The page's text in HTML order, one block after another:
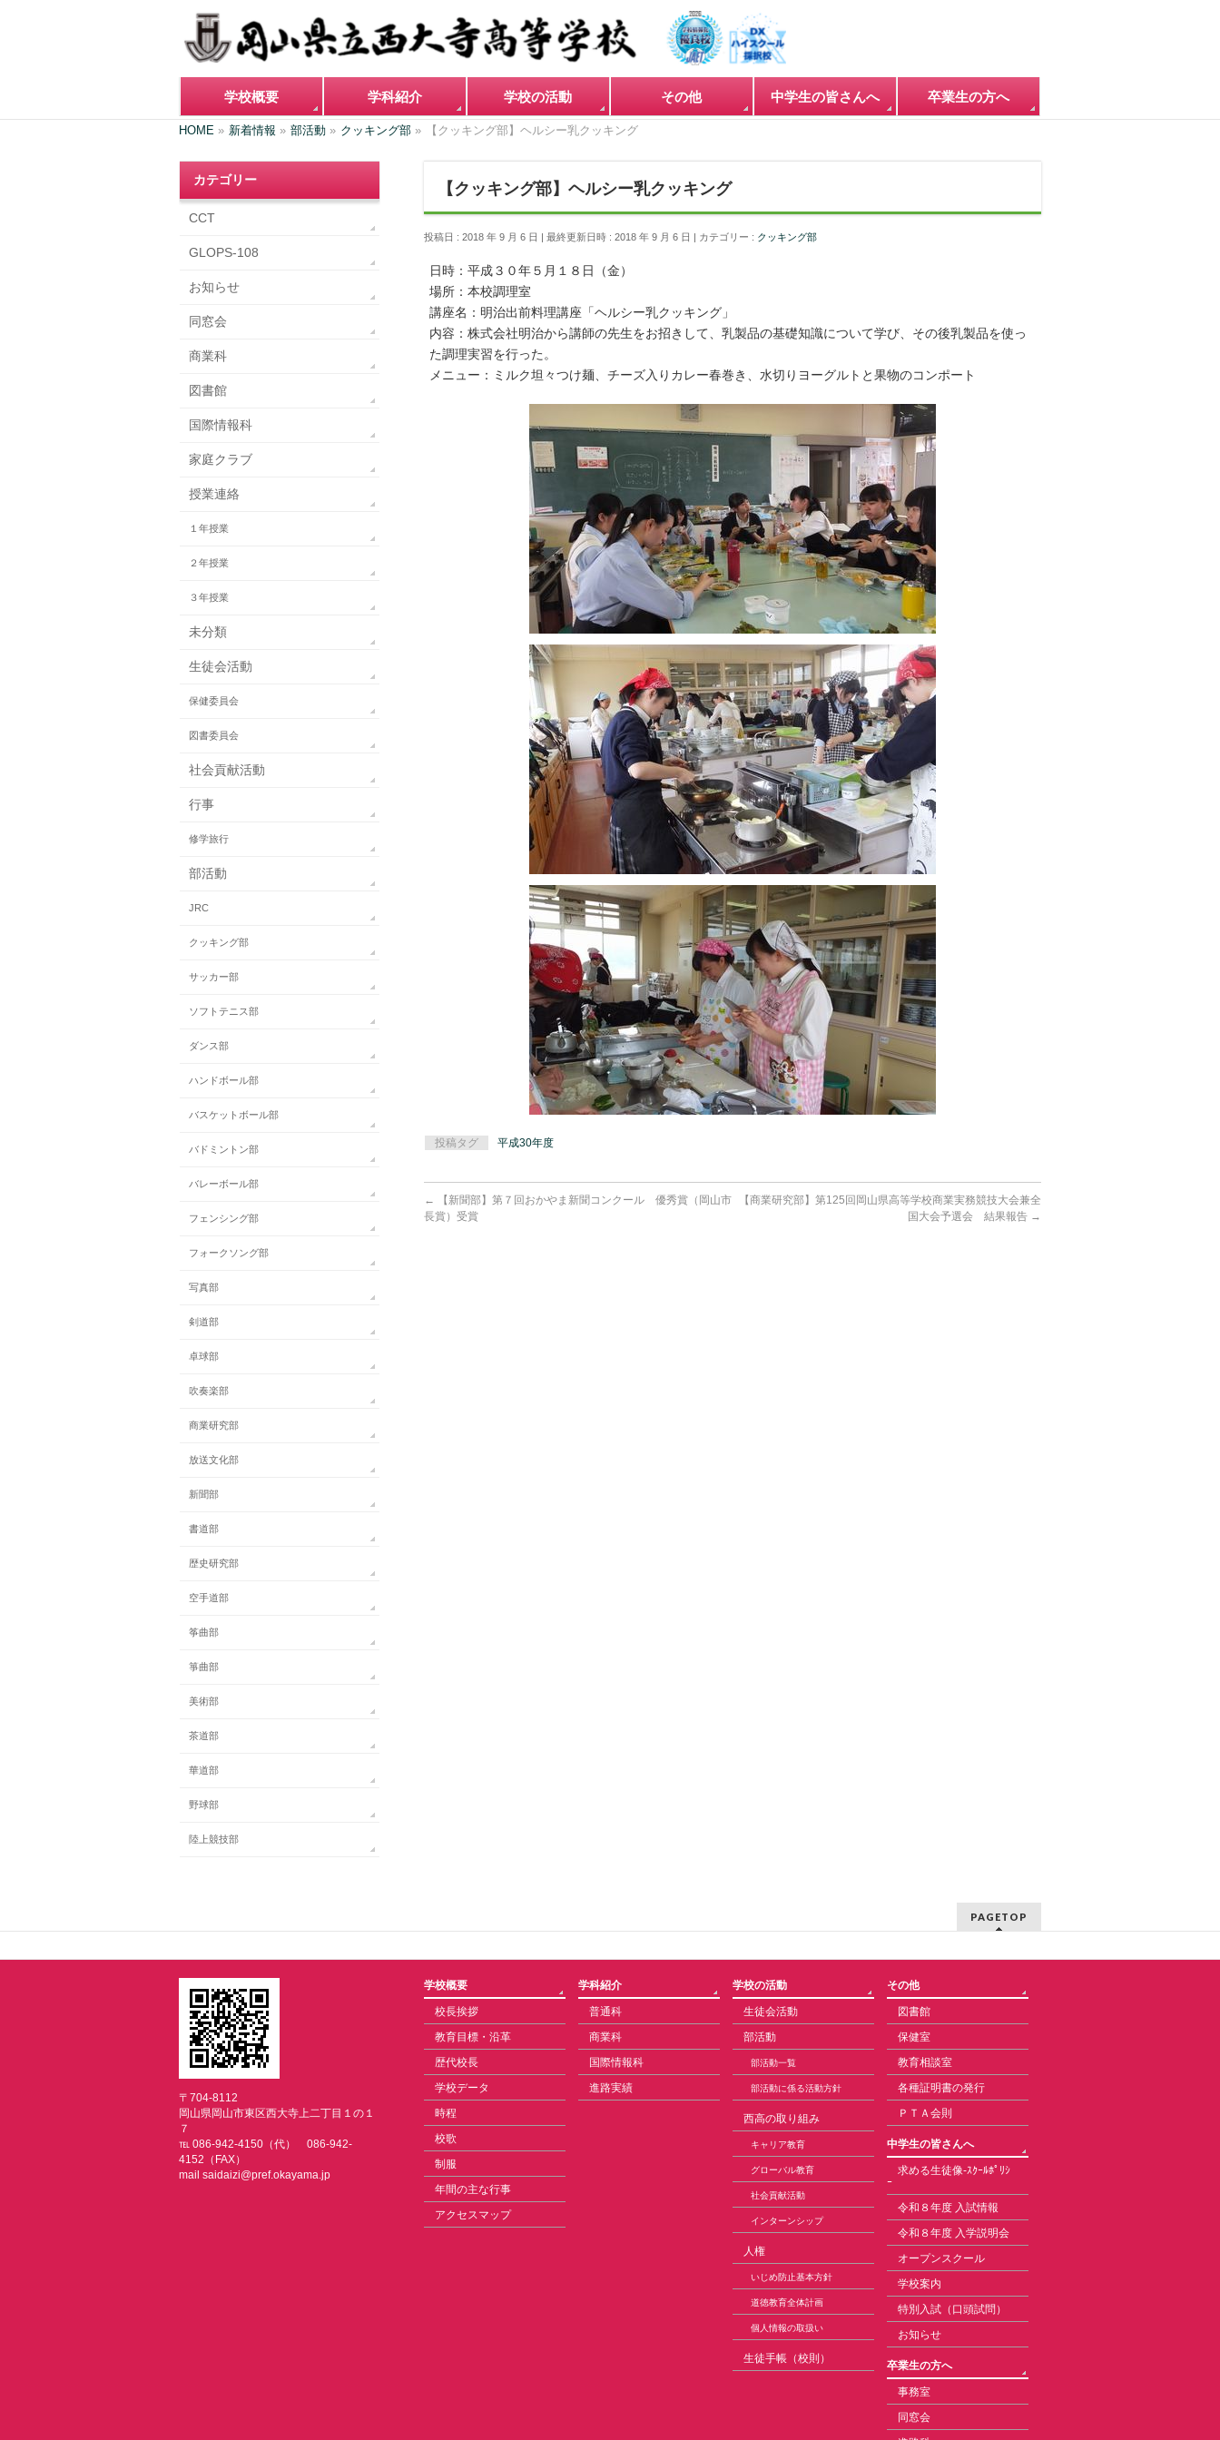
学校概要 学科紹介 学校の活動 その他 中学生の皆さんへ 卒業生の方へ
HOME » 新着情報 » 部活動 » クッキング部 » 【クッキング部】ヘルシー乳クッキング
【クッキング部】ヘルシー乳クッキング
投稿日 : 2018 年 9 月 6 日 最終更新日時 : 2018 年 9 月 6 日 カテゴリー : クッキング部
日時：平成３０年５月１８日（金）
場所：本校調理室
講座名：明治出前料理講座「ヘルシー乳クッキング」
内容：株式会社明治から講師の先生をお招きして、乳製品の基礎知識について学び、その後乳製品を使っ
た調理実習を行った。
メニュー：ミルク坦々つけ麺、チーズ入りカレー春巻き、水切りヨーグルトと果物のコンポート
投稿タグ 平成30年度
←
【新聞部】第７回おかやま新聞コンクール 優秀賞（岡山市
長賞）受賞
【商業研究部】第125回岡山県高等学校商業実務競技大会兼全
国大会予選会 結果報告 →
カテゴリー
CCT
GLOPS-108
お知らせ
同窓会
商業科
図書館
国際情報科
家庭クラブ
授業連絡
１年授業
２年授業
３年授業
未分類
生徒会活動
保健委員会
図書委員会
社会貢献活動
行事
修学旅行
部活動
JRC
クッキング部
サッカー部
ソフトテニス部
ダンス部
ハンドボール部
バスケットボール部
バドミントン部
バレーボール部
フェンシング部
フォークソング部
写真部
剣道部
卓球部
吹奏楽部
商業研究部
放送文化部
新聞部
書道部
歴史研究部
空手道部
筝曲部
箏曲部
美術部
茶道部
華道部
野球部
陸上競技部
PAGETOP
〒704-8112
岡山県岡山市東区西大寺上二丁目１の１
７
℡ 086-942-4150（代） 086-942-
4152（FAX）
mail saidaizi@pref.okayama.jp
学校概要
校長挨拶
教育目標・沿革
歴代校長
学校データ
時程
校歌
制服
年間の主な行事
アクセスマップ
学科紹介
普通科
商業科
国際情報科
進路実績
学校の活動
生徒会活動
部活動
部活動一覧
部活動に係る活動方針
西高の取り組み
キャリア教育
グローバル教育
社会貢献活動
インターンシップ
人権
いじめ防止基本方針
道徳教育全体計画
個人情報の取扱い
生徒手帳（校則）
その他
図書館
保健室
教育相談室
各種証明書の発行
ＰＴＡ会則
中学生の皆さんへ
求める生徒像-ｽｸｰﾙﾎﾟﾘｼ
ｰ
令和８年度 入試情報
令和８年度 入学説明会
オープンスクール
学校案内
特別入試（口頭試問）
お知らせ
卒業生の方へ
事務室
同窓会